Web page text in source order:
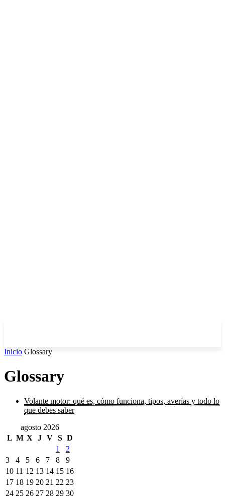
Inicio Glossary
Glossary
Volante motor: qué es, cómo funciona, tipos, averías y todo lo
que debes saber
agosto 2026
L M X J V S D
1
2
3
4 5 6 7 8
9
10 11 12 13 14 15 16
17 18 19 20 21 22 23
24 25 26 27 28 29 30